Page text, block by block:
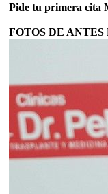
Pide tu primera cita
FOTOS DE